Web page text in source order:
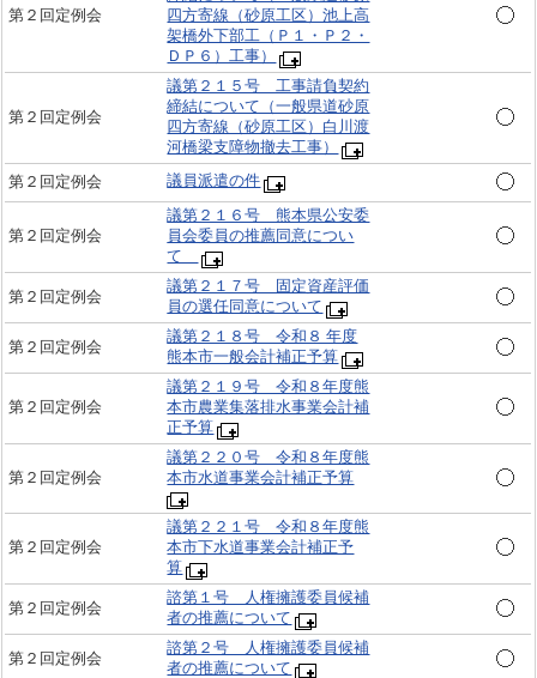
第２回定例会
四方寄線（砂原工区）池上高
架橋外下部工（Ｐ１・Ｐ２・
ＤＰ６）工事）
第２回定例会
議第２１５号 工事請負契約
締結について（一般県道砂原
四方寄線（砂原工区）白川渡
河橋梁支障物撤去工事）
第２回定例会
議員派遣の件
第２回定例会
議第２１６号 熊本県公安委
員会委員の推薦同意につい
て
第２回定例会
議第２１７号 固定資産評価
員の選任同意について
第２回定例会
議第２１８号 令和８ 年度
熊本市一般会計補正予算
第２回定例会
議第２１９号 令和８年度熊
本市農業集落排水事業会計補
正予算
第２回定例会
議第２２０号 令和８年度熊
本市水道事業会計補正予算
第２回定例会
議第２２１号 令和８年度熊
本市下水道事業会計補正予
算
第２回定例会
諮第１号 人権擁護委員候補
者の推薦について
第２回定例会
諮第２号 人権擁護委員候補
者の推薦について